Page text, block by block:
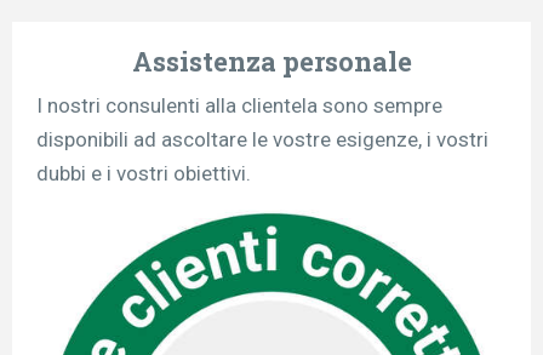
Assistenza personale
I nostri consulenti alla clientela sono sempre
disponibili ad ascoltare le vostre esigenze, i vostri
dubbi e i vostri obiettivi.